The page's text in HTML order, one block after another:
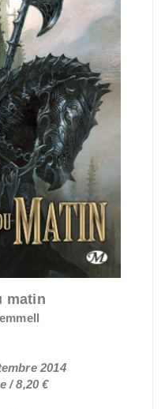
matin
2014
/ 8,20 €